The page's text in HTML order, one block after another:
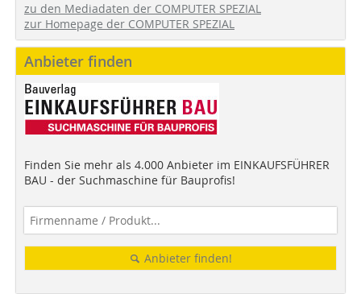
zu den Mediadaten der COMPUTER SPEZIAL
zur Homepage der COMPUTER SPEZIAL
Anbieter finden
Finden Sie mehr als 4.000 Anbieter im EINKAUFSFÜHRER
BAU - der Suchmaschine für Bauprofis!
Anbieter finden!